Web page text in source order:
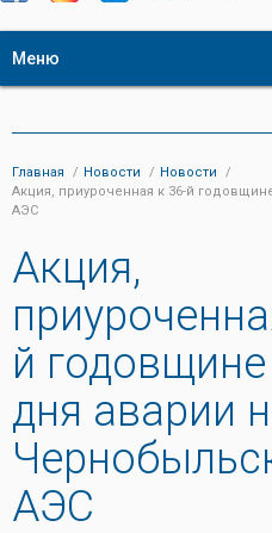
Меню
Главная Новости
Новости
Акция, приуроченная к 36-й
АЭС
Акция,
й
дня аварии
АЭС